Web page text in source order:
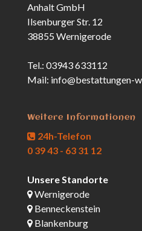
Anhalt GmbH
Ilsenburger Str. 12
38855 Wernigerode
Tel.: 03943 633112
Mail: info@bestattungen-
Weitere Informationen
24h-Telefon
0 39 43 - 63 31 12
Unsere Standorte
Wernigerode
Benneckenstein
Blankenburg